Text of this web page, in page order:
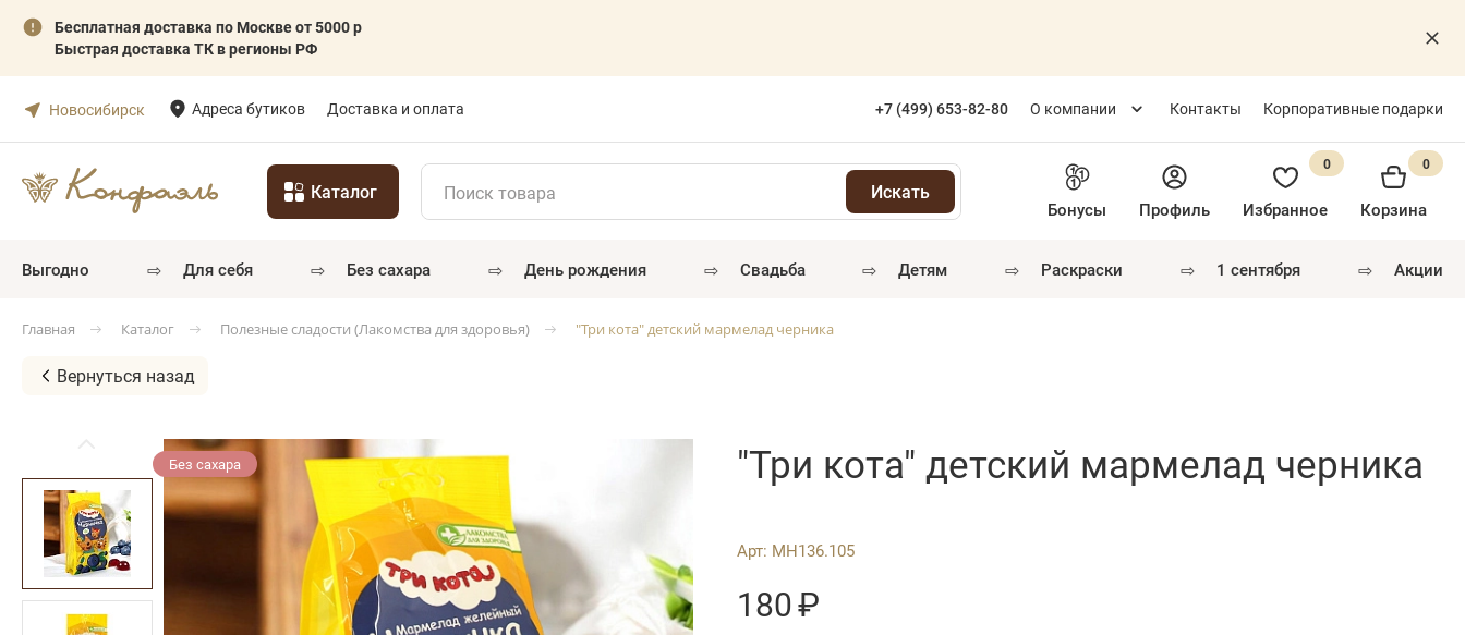
Бесплатная доставка по Москве от 5000 р
Быстрая доставка ТК в регионы РФ
Новосибирск Адреса бутиков Доставка и оплата +7 (499) 653-82-80 О компании Контакты Корпоративные подарки
Каталог
Бонусы Профиль Избранное
0
Корзина
0
выгодно ⇨ для себя ⇨ без сахара ⇨ день рождения ⇨ свадьба ⇨ детям ⇨ раскраски ⇨ 1 сентября ⇨ акции
Главная Каталог Полезные сладости (Лакомства для здоровья) "Три кота" детский мармелад черника
Вернуться назад
Без сахара "Три кота" детский мармелад черника
Арт: МН136.105
180₽